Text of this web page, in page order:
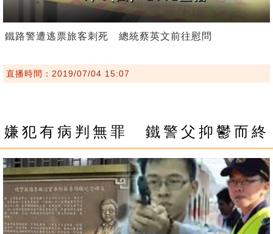
鐵路警遭逃票旅客刺死 總統蔡英文前往慰問
直播時間：2019/07/04 15:07
嫌犯有病判無罪 鐵警父抑鬱而終